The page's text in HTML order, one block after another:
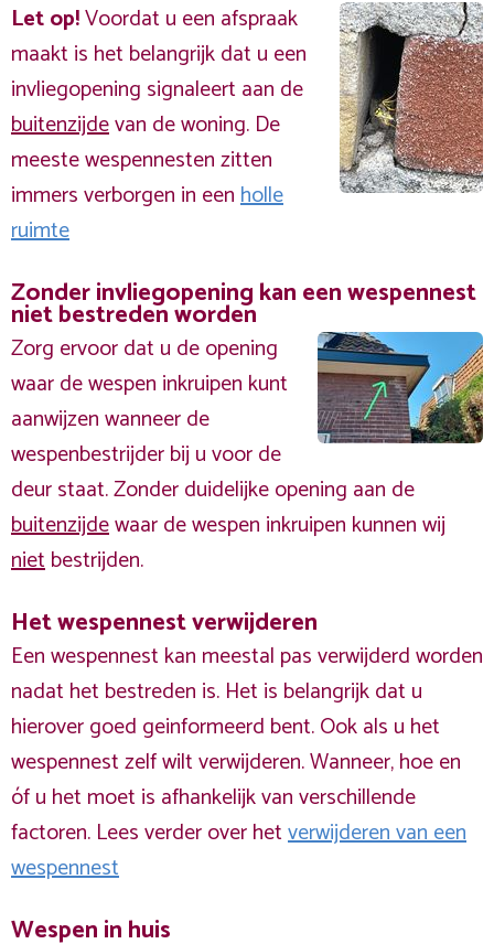
Let op!Voordat u een afspraak
maakt is het belangrijk dat u een
invliegopening signaleert aan de
buitenzijdevan de woning. De
meeste wespennesten zitten
immers verborgen in eenholle
ruimte
Zonder invliegopening kan een wespennest
niet bestreden worden
Zorg ervoor dat u de opening
waar de wespen inkruipen kunt
aanwijzen wanneer de
wespenbestrijder bij u voor de
deur staat. Zonder duidelijke opening aan de
buitenzijdewaar de wespen inkruipen kunnen wij
nietbestrijden.
Het wespennest verwijderen
Een wespennest kan meestal pas verwijderd worden
nadat het bestreden is. Het is belangrijk dat u
hierover goed geinformeerd bent. Ook als u het
wespennest zelf wilt verwijderen. Wanneer, hoe en
óf u het moet is afhankelijk van verschillende
factoren. Lees verder over hetverwijderen van een
wespennest
Wespen in huis